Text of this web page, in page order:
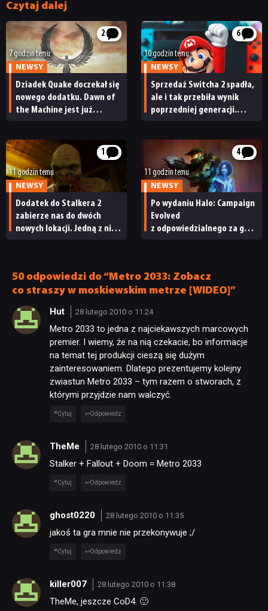
Czytaj dalej
2
7 godzin temu
NEWSY
Dziadek Quake doczekał się
nowego dodatku. Dawn of
the Machine jest już
6
10 godzin temu
NEWSY
Sprzedaż Switcha 2 spadła,
ale i tak przebiła wynik
poprzedniej generacji.
1
11 godzin temu
NEWSY
Dodatek do Stalkera 2
zabierze nas do dwóch
nowych lokacji. Jedną z nich
4
11 godzin temu
NEWSY
Po wydaniu Halo: Campaign
Evolved
z odpowiedzialnego za grę
50 odpowiedzi do “Metro 2033: Zobacz
co straszy w moskiewskim metrze [WIDEO]”
Hut 28 lutego 2010 o 11:24
Metro 2033 to jedna z najciekawszych marcowych
premier. I wiemy, że na nią czekacie, bo informacje
na temat tej produkcji cieszą się dużym
zainteresowaniem. Dlatego prezentujemy kolejny
zwiastun Metro 2033 – tym razem o stworach, z
którymi przyjdzie nam walczyć.
Cytuj Odpowiedz
TheMe 28 lutego 2010 o 11:31
Stalker + Fallout + Doom = Metro 2033
Cytuj Odpowiedz
ghost0220 28 lutego 2010 o 11:35
jakoś ta gra mnie nie przekonywuje ;/
Cytuj Odpowiedz
killer007 28 lutego 2010 o 11:38
TheMe, jeszcze CoD4. 🙂